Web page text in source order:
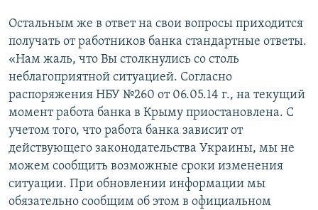
Остальным же в ответ на свои вопросы приходится
получать от работников банка стандартные ответы.
«Нам жаль, что Вы столкнулись со столь
неблагоприятной ситуацией. Согласно
распоряжения НБУ №260 от 06.05.14 г., на текущий
момент работа банка в Крыму приостановлена. С
учетом того, что работа банка зависит от
действующего законодательства Украины, мы не
можем сообщить возможные сроки изменения
ситуации. При обновлении информации мы
обязательно сообщим об этом в официальном